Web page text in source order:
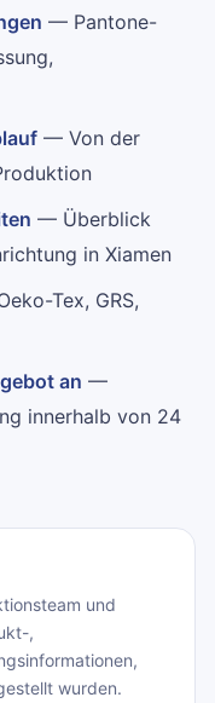
— Pantone-
— Von der
— Überblick
in Xiamen
Tex, GRS,
an —
innerhalb von 24
und
,
wurden.